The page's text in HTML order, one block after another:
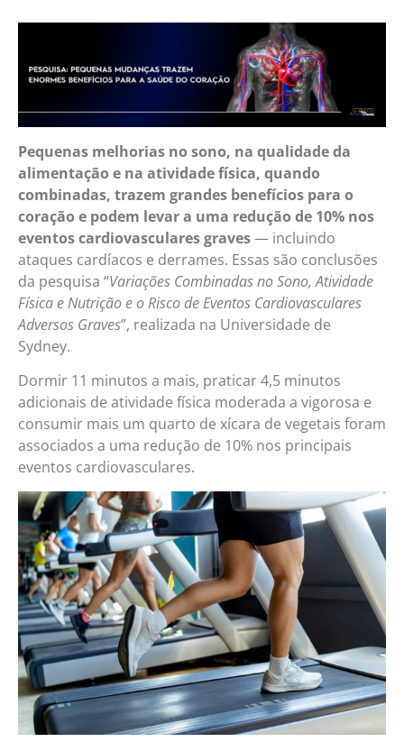
Pequenas melhorias no sono, na qualidade da
alimentação e na atividade física, quando
combinadas, trazem grandes benefícios para o
coração e podem levar a uma redução de 10% nos
eventos cardiovasculares graves— incluindo
ataques cardíacos e derrames. Essas são conclusões
da pesquisa “Variações Combinadas no Sono, Atividade
Física e Nutrição e o Risco de Eventos Cardiovasculares
Adversos Graves”, realizada na Universidade de
Sydney.
Dormir 11 minutos a mais, praticar 4,5 minutos
adicionais de atividade física moderada a vigorosa e
consumir mais um quarto de xícara de vegetais foram
associados a uma redução de 10% nos principais
eventos cardiovasculares.